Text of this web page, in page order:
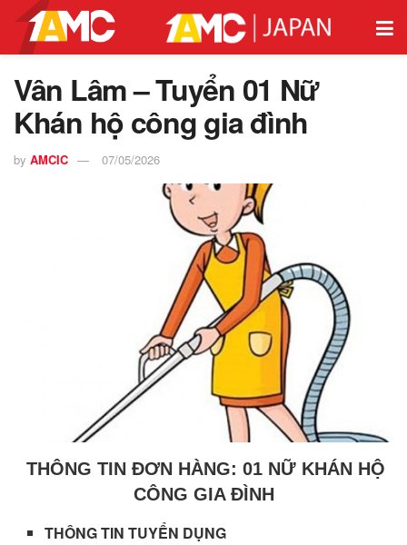
Vân Lâm – Tuyển 01 Nữ
Khán hộ công gia đình
by AMCIC 07/05/2026
THÔNG TIN ĐƠN HÀNG: 01 NỮ KHÁN HỘ
CÔNG GIA ĐÌNH
THÔNG TIN TUYỂN DỤNG